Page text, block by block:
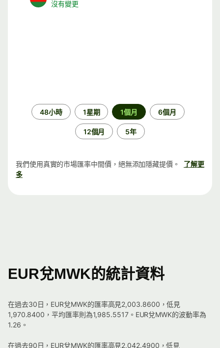
沒有變更
48小時 1星期 1個月 6個月
12個月 5年
我們使用真實的市場匯率中間價，絕無添加隱藏提價。
了解更
多
EUR兌MWK的統計資料
在過去30日，EUR兌MWK的匯率高見2,003.8600，低見
1,970.8400，平均匯率則為1,985.5517。EUR兌MWK的波動率為
1.26。
在過去90日，EUR兌MWK的匯率高見2,042.4900，低見